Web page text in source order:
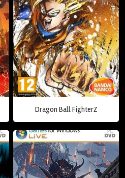
Dragon Ball FighterZ